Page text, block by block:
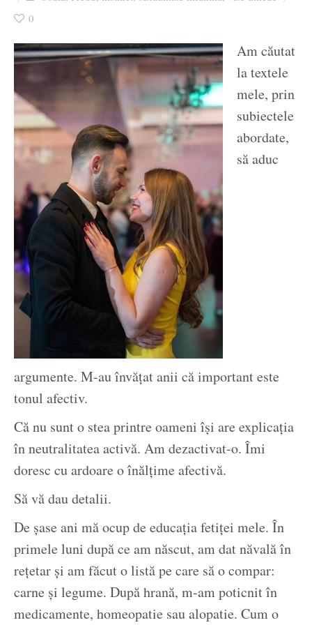
0
Am căutat
la textele
mele, prin
subiectele
abordate,
să aduc
argumente. M-au învățat anii că important este
tonul afectiv.
Că nu sunt o stea printre oameni își are explicația
în neutralitatea activă. Am dezactivat-o. Îmi
doresc cu ardoare o înălțime afectivă.
Să vă dau detalii.
De șase ani mă ocup de educația fetiței mele. În
primele luni după ce am născut, am dat năvală în
rețetar și am făcut o listă pe care să o compar:
carne și legume. După hrană, m-am poticnit în
medicamente, homeopatie sau alopatie. Cum o